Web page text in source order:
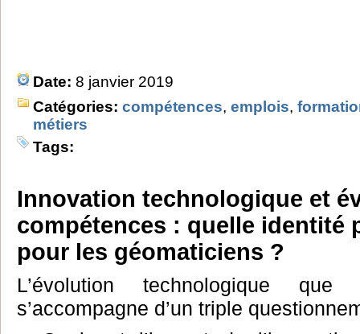
Date: 8 janvier 2019
Catégories: compétences, emplois,
métiers
Tags:
Innovation technologique et
compétences : quelle identité
pour les géomaticiens ?
L’évolution technologique
s’accompagne d’un triple